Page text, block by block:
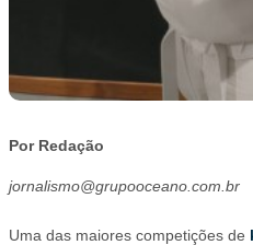
Por Redação
jornalismo@grupooceano.com.br
Uma das maiores competições de